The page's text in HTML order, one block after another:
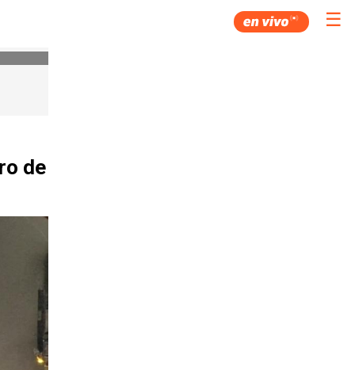
☰
de